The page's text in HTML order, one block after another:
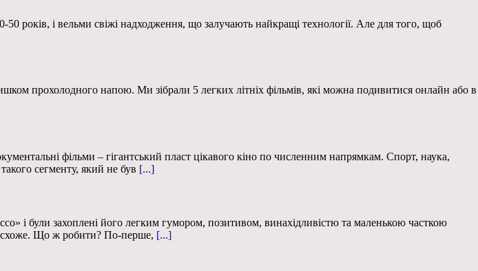
років, і вельми свіжі надходження, що залучають найкращі технології. Але для того, щоб
прохолодного напою. Ми зібрали 5 легких літніх фільмів, які можна подивитися онлайн або в
фільми – гігантський пласт цікавого кіно по численним напрямкам. Спорт, наука,
сегменту, який не був [...]
і були захоплені його легким гумором, позитивом, винахідливістю та маленькою часткою
схоже. Що ж робити? По-перше, [...]